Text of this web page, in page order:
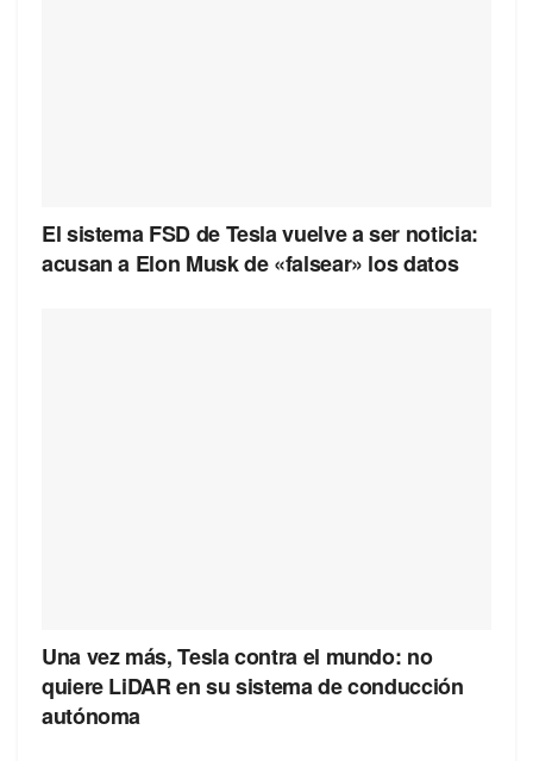
El sistema FSD de Tesla vuelve a ser noticia:
acusan a Elon Musk de «falsear» los datos
Una vez más, Tesla contra el mundo: no
quiere LiDAR en su sistema de conducción
autónoma